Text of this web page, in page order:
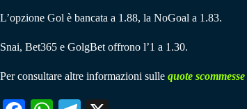
L’opzione Gol è bancata a 1.88, la NoGoal a 1.83.
Snai, Bet365 e GolgBet offrono l’1 a 1.30.
Per consultare altre informazioni sulle quote scommesse